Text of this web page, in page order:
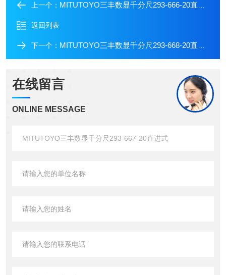
上一个： MITUTOYO三丰数显千分尺293-666-20直进式
返回列表
下一个： MITUTOYO三丰数显千分尺293-668-20直进式
在线留言
ONLINE MESSAGE